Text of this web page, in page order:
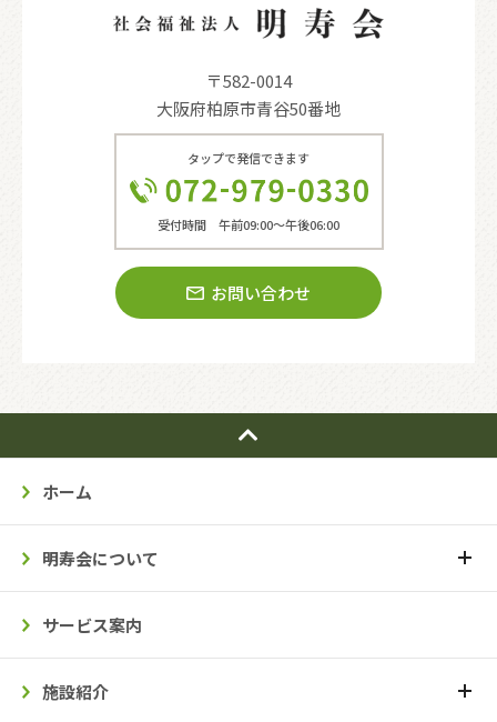
〒582-0014
大阪府柏原市青谷50番地
タップで発信できます
受付時間 午前09:00〜午後06:00
お問い合わせ
ホーム
明寿会について
サービス案内
施設紹介